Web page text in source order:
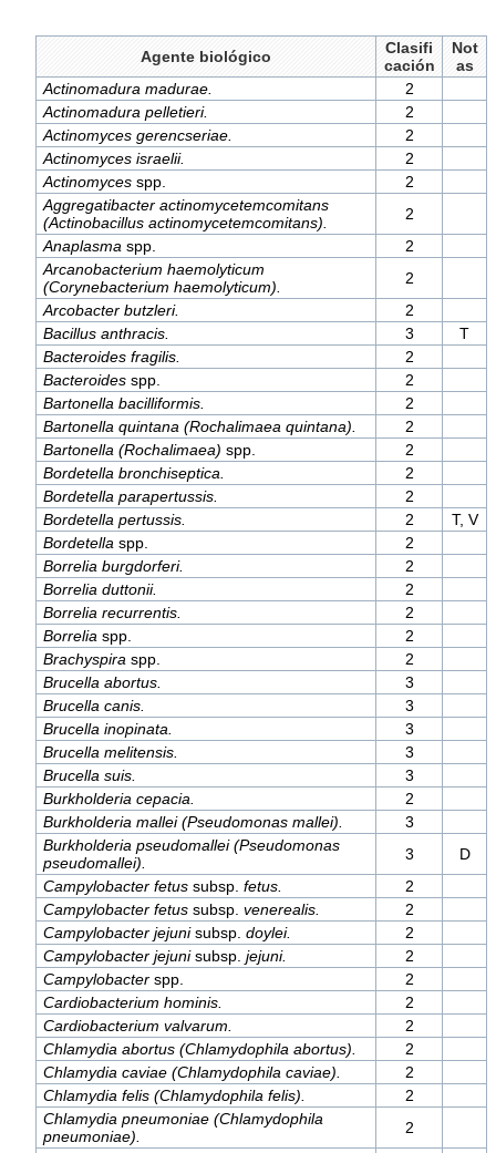
Agente biológico
Clasifi
cación
Not
as
Actinomadura madurae.
2
Actinomadura pelletieri.
2
Actinomyces gerencseriae.
2
Actinomyces israelii.
2
Actinomycesspp.
2
Aggregatibacter actinomycetemcomitans
(Actinobacillus actinomycetemcomitans).
2
Anaplasma spp.
2
Arcanobacterium haemolyticum
(Corynebacterium haemolyticum).
2
Arcobacter butzleri.
2
Bacillus anthracis.
3
T
Bacteroides fragilis.
2
Bacteroidesspp.
2
Bartonella bacilliformis.
2
Bartonella quintana (Rochalimaea quintana).
2
Bartonella (Rochalimaea) spp.
2
Bordetella bronchiseptica.
2
Bordetella parapertussis.
2
Bordetella pertussis.
2
T, V
Bordetella spp.
2
Borrelia burgdorferi.
2
Borrelia duttonii.
2
Borrelia recurrentis.
2
Borrelia spp.
2
Brachyspira spp.
2
Brucella abortus.
3
Brucella canis.
3
Brucella inopinata.
3
Brucella melitensis.
3
Brucella suis.
3
Burkholderia cepacia.
2
Burkholderia mallei (Pseudomonas mallei).
3
Burkholderia pseudomallei (Pseudomonas
pseudomallei).
3
D
Campylobacter fetussubsp. fetus.
2
Campylobacter fetussubsp. venerealis.
2
Campylobacter jejunisubsp. doylei.
2
Campylobacter jejunisubsp. jejuni.
2
Campylobacterspp.
2
Cardiobacterium hominis.
2
Cardiobacterium valvarum.
2
Chlamydia abortus (Chlamydophila abortus).
2
Chlamydia caviae (Chlamydophila caviae).
2
Chlamydia felis (Chlamydophila felis).
2
Chlamydia pneumoniae (Chlamydophila
pneumoniae).
2